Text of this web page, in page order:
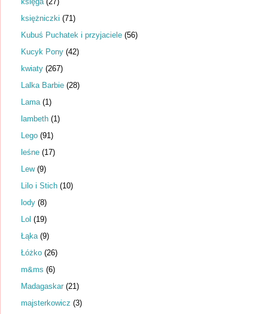
księżniczki (71)
Kubuś Puchatek i przyjaciele (56)
Kucyk Pony (42)
kwiaty (267)
Lalka Barbie (28)
Lama (1)
lambeth (1)
Lego (91)
leśne (17)
Lew (9)
Lilo i Stich (10)
lody (8)
Lol (19)
Łąka (9)
Łóżko (26)
m&ms (6)
Madagaskar (21)
majsterkowicz (3)